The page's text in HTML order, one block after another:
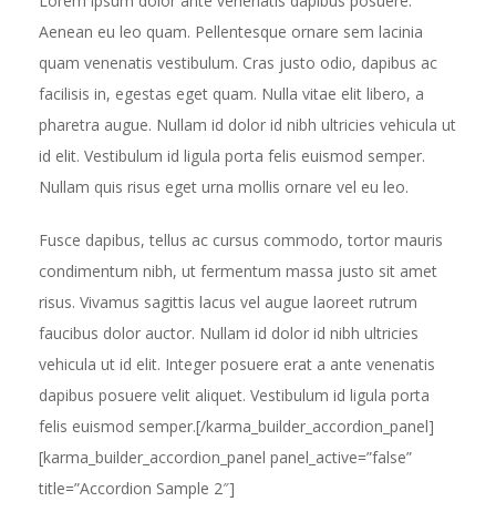
Aenean eu leo quam. Pellentesque ornare sem lacinia
quam venenatis vestibulum. Cras justo odio, dapibus ac
facilisis in, egestas eget quam. Nulla vitae elit libero, a
pharetra augue. Nullam id dolor id nibh ultricies vehicula ut
id elit. Vestibulum id ligula porta felis euismod semper.
Nullam quis risus eget urna mollis ornare vel eu leo.
Fusce dapibus, tellus ac cursus commodo, tortor mauris
condimentum nibh, ut fermentum massa justo sit amet
risus. Vivamus sagittis lacus vel augue laoreet rutrum
faucibus dolor auctor. Nullam id dolor id nibh ultricies
vehicula ut id elit. Integer posuere erat a ante venenatis
dapibus posuere velit aliquet. Vestibulum id ligula porta
felis euismod semper.[/karma_builder_accordion_panel]
[karma_builder_accordion_panel panel_active=”false”
title=”Accordion Sample 2″]